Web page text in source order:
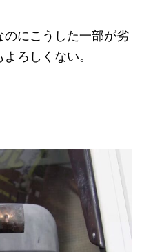
のにこうした一部が劣
ろしくない。